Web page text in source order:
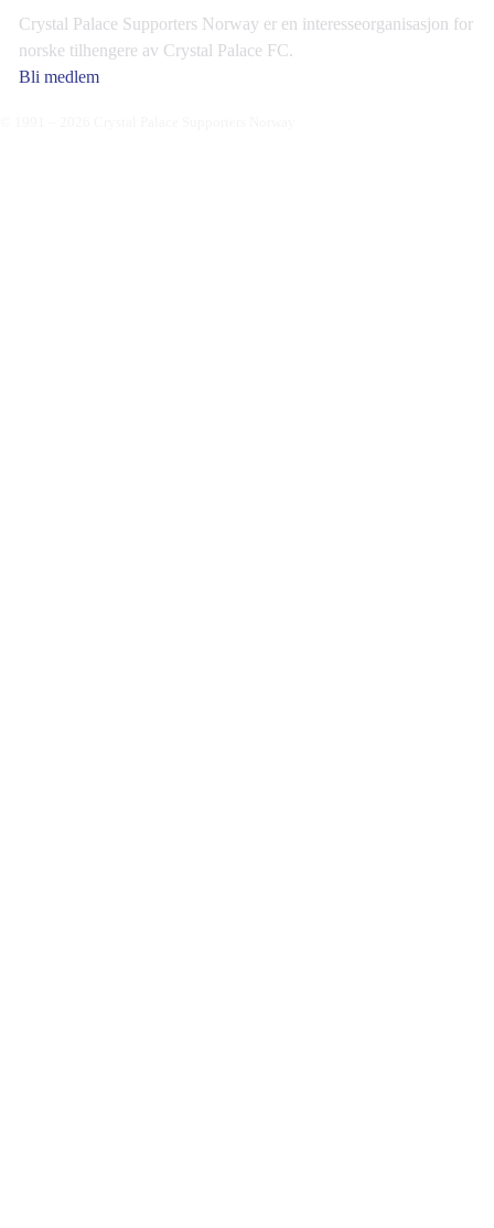
Crystal Palace Supporters Norway er en interesseorganisasjon for
norske tilhengere av Crystal Palace FC.
Bli medlem